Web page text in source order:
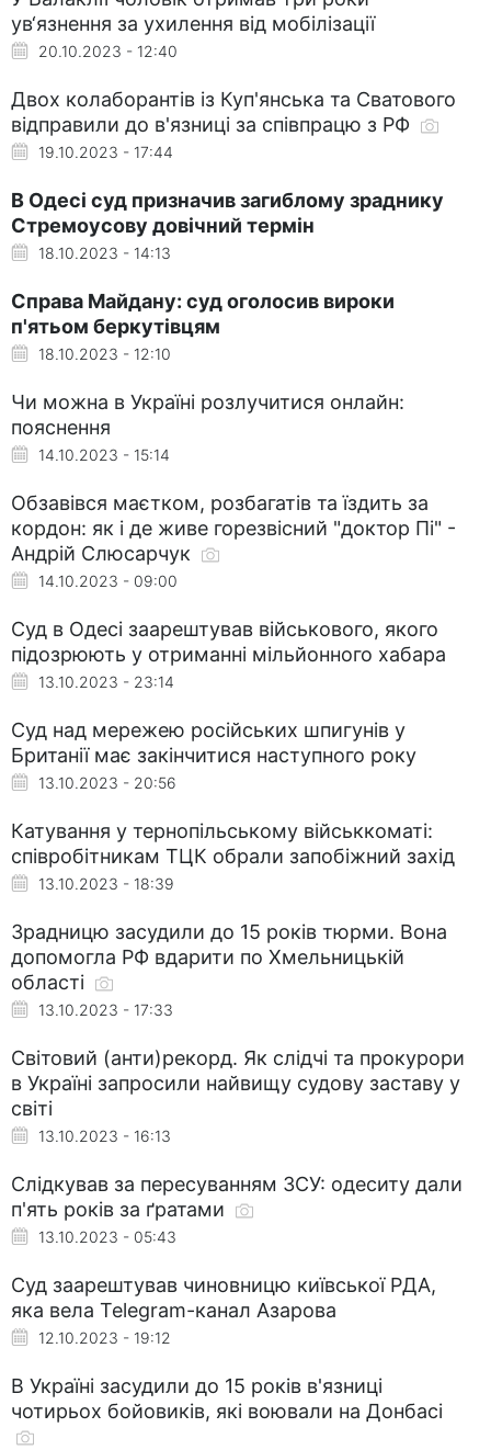
ув‘язнення за ухилення від мобілізації
20.10.2023 - 12:40
Двох колаборантів із Куп'янська та Сватового
відправили до в'язниці за співпрацю з РФ
19.10.2023 - 17:44
В Одесі суд призначив загиблому зраднику
Стремоусову довічний термін
18.10.2023 - 14:13
Справа Майдану: суд оголосив вироки
п'ятьом беркутівцям
18.10.2023 - 12:10
Чи можна в Україні розлучитися онлайн:
пояснення
14.10.2023 - 15:14
Обзавівся маєтком, розбагатів та їздить за
кордон: як і де живе горезвісний "доктор Пі" -
Андрій Слюсарчук
14.10.2023 - 09:00
Суд в Одесі заарештував військового, якого
підозрюють у отриманні мільйонного хабара
13.10.2023 - 23:14
Суд над мережею російських шпигунів у
Британії має закінчитися наступного року
13.10.2023 - 20:56
Катування у тернопільському військкоматі:
співробітникам ТЦК обрали запобіжний захід
13.10.2023 - 18:39
Зрадницю засудили до 15 років тюрми. Вона
допомогла РФ вдарити по Хмельницькій
області
13.10.2023 - 17:33
Світовий (анти)рекорд. Як слідчі та прокурори
в Україні запросили найвищу судову заставу у
світі
13.10.2023 - 16:13
Слідкував за пересуванням ЗСУ: одеситу дали
п'ять років за ґратами
13.10.2023 - 05:43
Суд заарештував чиновницю київської РДА,
яка вела Telegram-канал Азарова
12.10.2023 - 19:12
В Україні засудили до 15 років в'язниці
чотирьох бойовиків, які воювали на Донбасі